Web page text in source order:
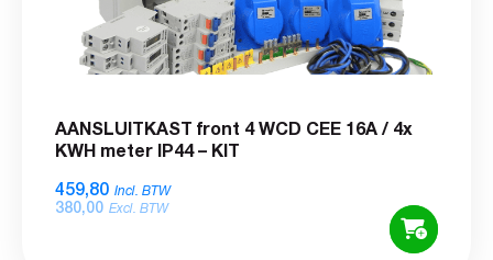
AANSLUITKAST front 4 WCD CEE 16A / 4x
KWH meter IP44 – KIT
459,80 Incl. BTW
380,00 Excl. BTW